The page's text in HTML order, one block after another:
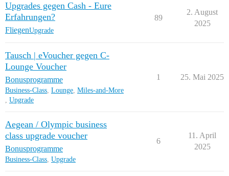
Upgrades gegen Cash - Eure
Erfahrungen?
FliegenUpgrade
89
2. August
2025
Tausch | eVoucher gegen C-
Lounge Voucher
Bonusprogramme
Business-Class, Lounge, Miles-and-More
, Upgrade
1 25. Mai 2025
Aegean / Olympic business
class upgrade voucher
Bonusprogramme
Business-Class, Upgrade
6
11. April
2025